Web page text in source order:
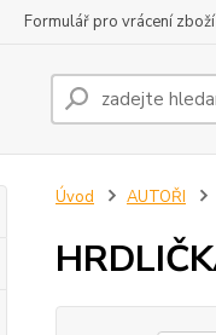
Formulář pro vrácení zboží
Úvod AUTOŘI